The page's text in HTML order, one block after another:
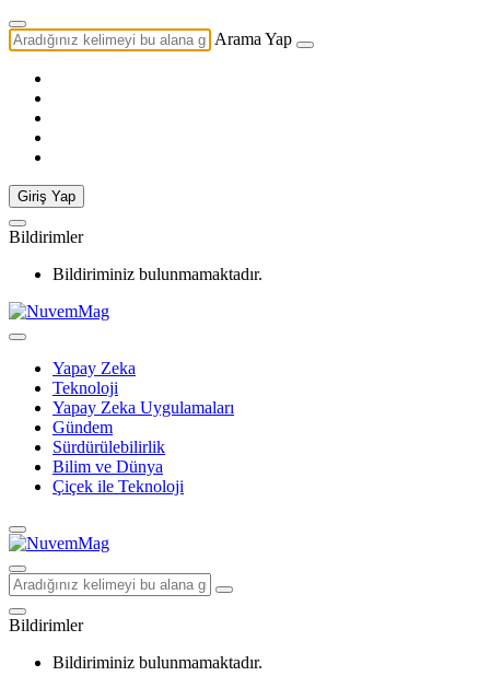
Arama Yap
Giriş Yap
Bildirimler
Bildiriminiz bulunmamaktadır.
Yapay Zeka
Teknoloji
Yapay Zeka Uygulamaları
Gündem
Sürdürülebilirlik
Bilim ve Dünya
Çiçek ile Teknoloji
Bildirimler
Bildiriminiz bulunmamaktadır.